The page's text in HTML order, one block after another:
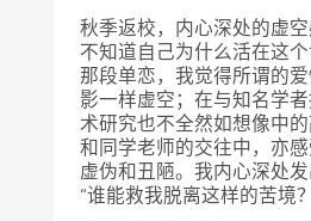
秋季返校，内心深处的虚
不知道自己为什么活在这
那段单恋，我觉得所谓的
影一样虚空；在与知名学
术研究也不全然如想像中
和同学老师的交往中，亦
虚伪和丑陋。我内心深处发
“谁能救我脱离这样的苦境